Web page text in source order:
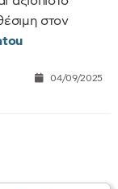
στον
04/09/2025